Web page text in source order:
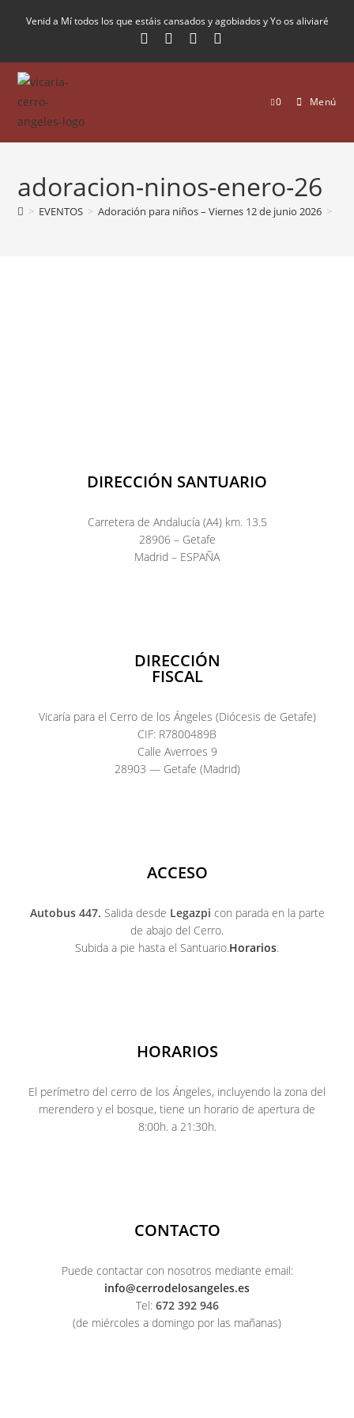
Venid a Mí todos los que estáis cansados y agobiados y Yo os aliviaré
0 Menú
adoracion-ninos-enero-26
> EVENTOS > Adoración para niños – Viernes 12 de junio 2026 >
DIRECCIÓN SANTUARIO
Carretera de Andalucía (A4) km. 13.5
28906 – Getafe
Madrid – ESPAÑA
DIRECCIÓN
FISCAL
Vicaría para el Cerro de los Ángeles (Diócesis de Getafe)
CIF: R7800489B
Calle Averroes 9
28903 — Getafe (Madrid)
ACCESO
Autobus 447. Salida desde Legazpi con parada en la parte
de abajo del Cerro.
Subida a pie hasta el Santuario.Horarios.
HORARIOS
El perímetro del cerro de los Ángeles, incluyendo la zona del
merendero y el bosque, tiene un horario de apertura de
8:00h. a 21:30h.
CONTACTO
Puede contactar con nosotros mediante email:
info@cerrodelosangeles.es
Tel: 672 392 946
(de miércoles a domingo por las mañanas)